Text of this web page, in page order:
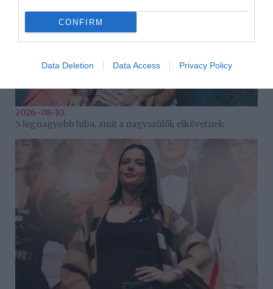
CONFIRM
Data Deletion Data Access Privacy Policy
2026-08-10.
5 legnagyobb hiba, amit a nagyszülők elkövetnek